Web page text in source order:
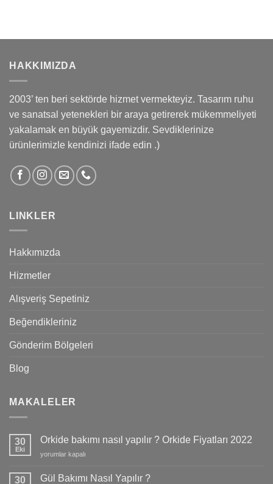
HAKKIMIZDA
2003’ ten beri sektörde hizmet vermekteyiz. Tasarım ruhu
ve sanatsal yetenekleri bir araya getirerek mükemmeliyeti
yakalamak en büyük gayemizdir. Sevdiklerinize
ürünlerimizle kendinizi ifade edin .)
LINKLER
Hakkımızda
Hizmetler
Alışveriş Sepetiniz
Beğendikleriniz
Gönderim Bölgeleri
Blog
MAKALELER
30
Eki
Orkide bakımı nasıl yapılır ? Orkide Fiyatları 2022
Orkide
nasıl
yorumlar kapalı
30 Gül Bakımı Nasıl Yapılır ?